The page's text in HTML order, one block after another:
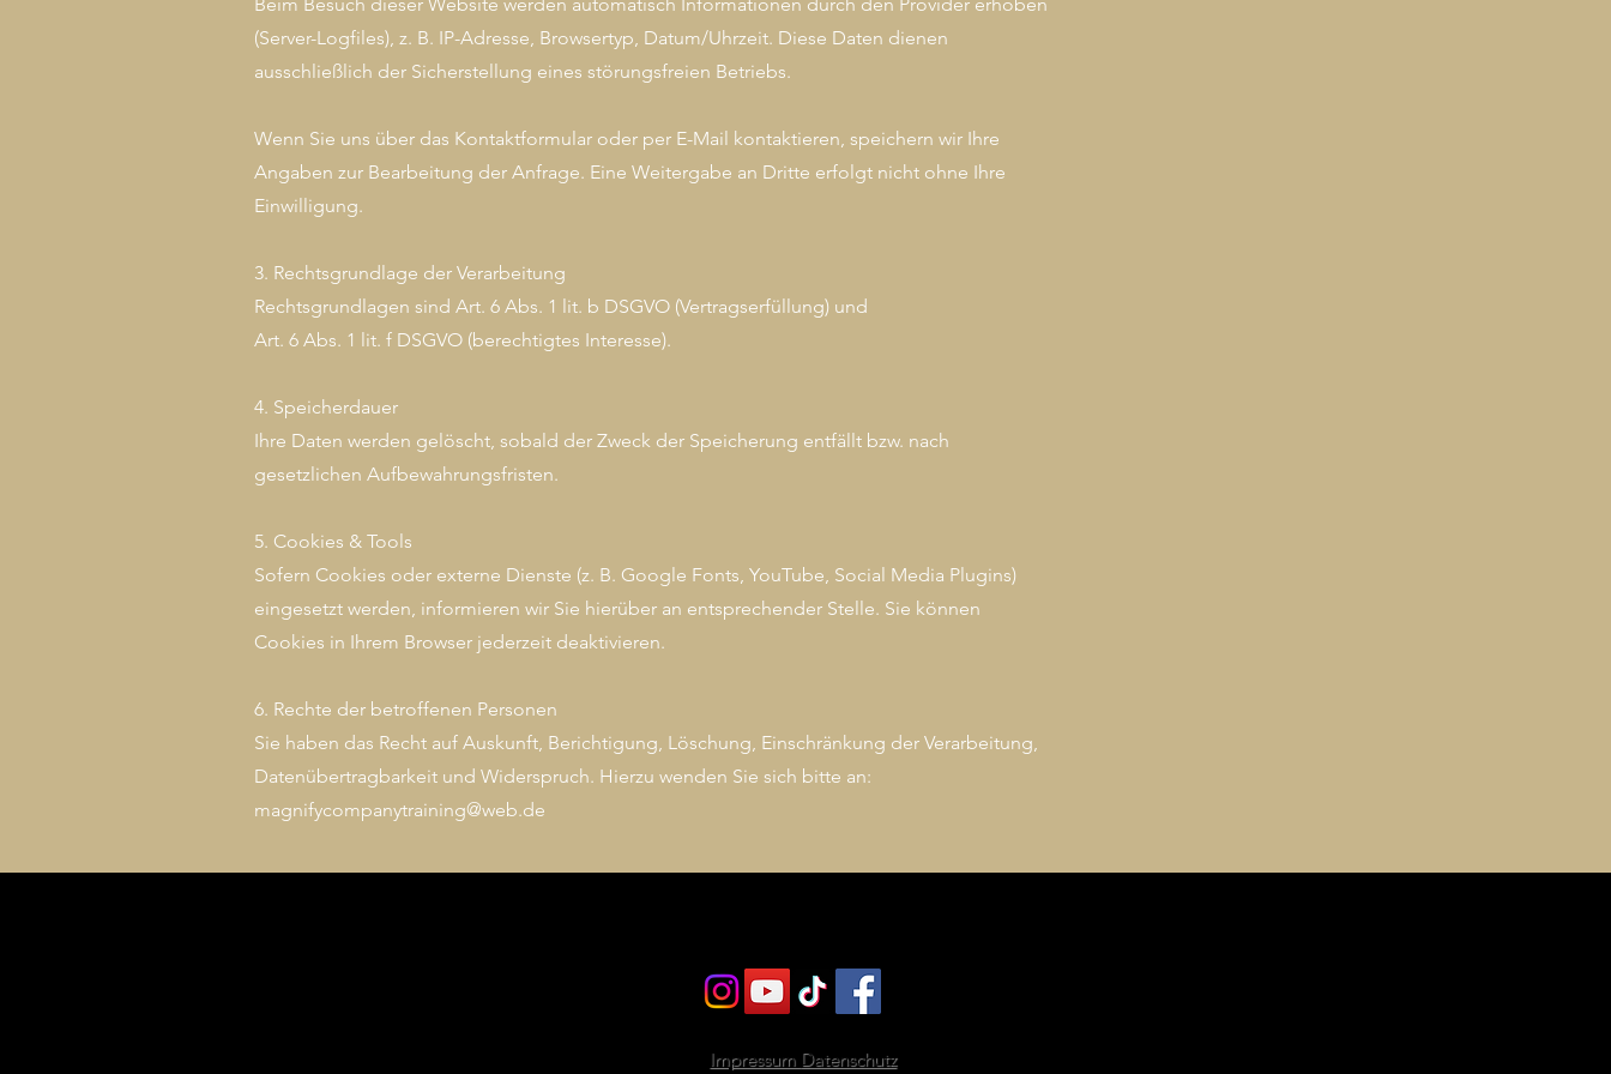
(Server-Logfiles), z. B. IP-Adresse, Browsertyp, Datum/Uhrzeit. Diese Daten dienen
ausschließlich der Sicherstellung eines störungsfreien Betriebs.
Wenn Sie uns über das Kontaktformular oder per E-Mail kontaktieren, speichern wir Ihre
Angaben zur Bearbeitung der Anfrage. Eine Weitergabe an Dritte erfolgt nicht ohne Ihre
Einwilligung.
3. Rechtsgrundlage der Verarbeitung
Rechtsgrundlagen sind Art. 6 Abs. 1 lit. b DSGVO (Vertragserfüllung) und
Art. 6 Abs. 1 lit. f DSGVO (berechtigtes Interesse).
4. Speicherdauer
Ihre Daten werden gelöscht, sobald der Zweck der Speicherung entfällt bzw. nach
gesetzlichen Aufbewahrungsfristen.
5. Cookies & Tools
Sofern Cookies oder externe Dienste (z. B. Google Fonts, YouTube, Social Media Plugins)
eingesetzt werden, informieren wir Sie hierüber an entsprechender Stelle. Sie können
Cookies in Ihrem Browser jederzeit deaktivieren.
6. Rechte der betroffenen Personen
Sie haben das Recht auf Auskunft, Berichtigung, Löschung, Einschränkung der Verarbeitung,
Datenübertragbarkeit und Widerspruch. Hierzu wenden Sie sich bitte an:
magnifycompanytraining@web.de
Impressum Datenschutz